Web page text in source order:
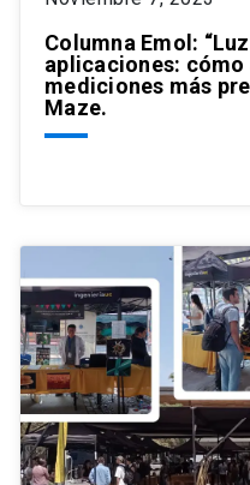
Columna Emol:
aplicaciones: cómo
mediciones más
Maze.